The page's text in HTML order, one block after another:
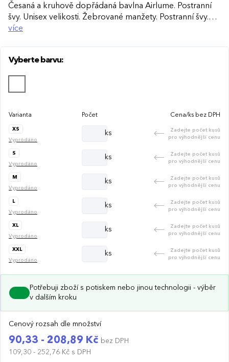
Česaná a kruhově dopřádaná bavlna Airlume. Postranní
švy. Unisex velikosti. Žebrované manžety. Postranní švy.
Melírovaná textura.
více
Vyberte barvu:
Varianta Počet Cena/ks bez DPH
XS
Vyprodáno
ks
Zadejte počet kusů
pro výhodnější cenu
S
Vyprodáno
ks
Zadejte počet kusů
pro výhodnější cenu
M
Vyprodáno
ks
Zadejte počet kusů
pro výhodnější cenu
L
Vyprodáno
ks
Zadejte počet kusů
pro výhodnější cenu
XL
Vyprodáno
ks
Zadejte počet kusů
pro výhodnější cenu
XXL
Vyprodáno
ks
Zadejte počet kusů
pro výhodnější cenu
Potřebuji zboží s potiskem nebo jinou technologii - výběr
v dalším kroku
Cenový rozsah dle množství
90,33 - 208,89 Kč bez DPH
109,30 - 252,76 Kč s DPH